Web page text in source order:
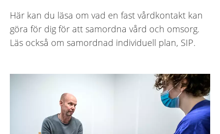
Här kan du läsa om vad en fast vårdkontakt kan
göra för dig för att samordna vård och omsorg.
Läs också om samordnad individuell plan, SIP.